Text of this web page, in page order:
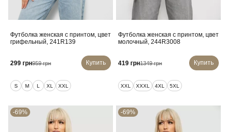
Футболка женская с принтом, цвет
грифельный, 241R139
299 грн959 грн Купить
S M L XL XXL
Футболка женская с принтом, цвет
молочный, 244R3008
419 грн1349 грн Купить
XXL XXXL 4XL 5XL
-69% -69%